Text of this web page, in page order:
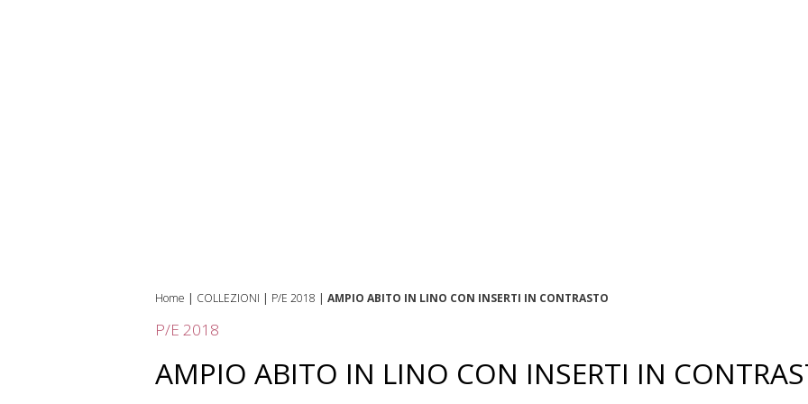
Home | COLLEZIONI | P/E 2018 | AMPIO ABITO IN LINO CON INSERTI IN CONTRASTO
P/E 2018
AMPIO ABITO IN LINO CON INSERTI IN